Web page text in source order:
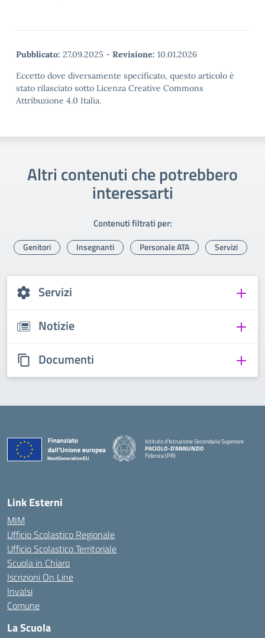
Pubblicato: 27.09.2025 - Revisione: 10.01.2026
Eccetto dove diversamente specificato, questo articolo è
stato rilasciato sotto Licenza Creative Commons
Attribuzione 4.0 Italia.
Altri contenuti che potrebbero
interessarti
Contenuti filtrati per:
Genitori Insegnanti Personale ATA Servizi
Servizi
Notizie
Documenti
Istituto d'Istruzione Secondaria Superiore
PACIOLO-D'ANNUNZIO
Fidenza (PR)
Link Esterni
MIM
Ufficio Scolastico Regionale
Ufficio Scolastico Territoriale
Scuola in Chiaro
Iscrizioni On Line
Invalsi
Comune
La Scuola